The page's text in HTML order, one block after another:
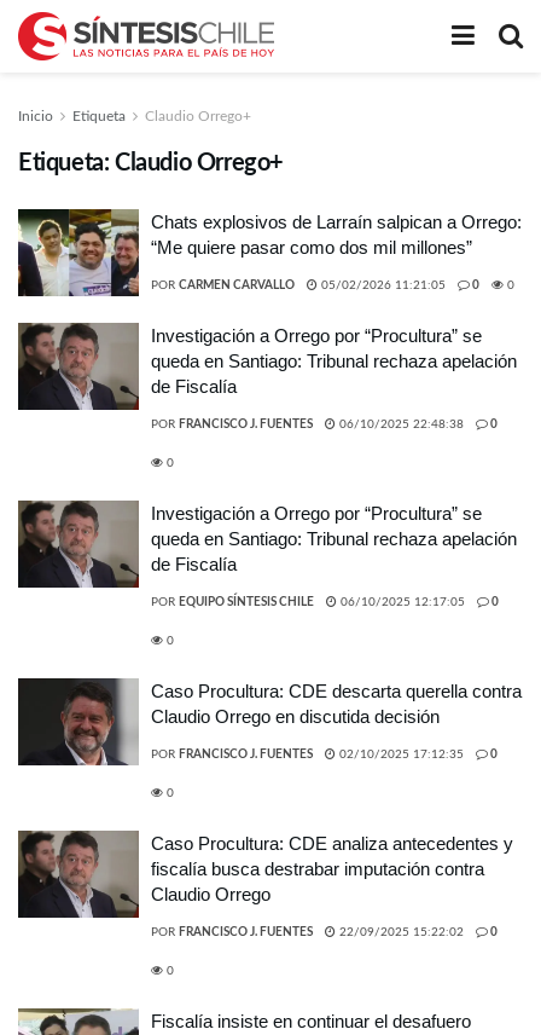
Inicio Etiqueta Claudio Orrego+
Etiqueta: Claudio Orrego+
Chats explosivos de Larraín salpican a Orrego:
“Me quiere pasar como dos mil millones”
POR CARMEN CARVALLO 05/02/2026 11:21:05 0 0
Investigación a Orrego por “Procultura” se
queda en Santiago: Tribunal rechaza apelación
de Fiscalía
POR FRANCISCO J. FUENTES 06/10/2025 22:48:38 0
0
Investigación a Orrego por “Procultura” se
queda en Santiago: Tribunal rechaza apelación
de Fiscalía
POR EQUIPO SÍNTESIS CHILE 06/10/2025 12:17:05 0
0
Caso Procultura: CDE descarta querella contra
Claudio Orrego en discutida decisión
POR FRANCISCO J. FUENTES 02/10/2025 17:12:35 0
0
Caso Procultura: CDE analiza antecedentes y
fiscalía busca destrabar imputación contra
Claudio Orrego
POR FRANCISCO J. FUENTES 22/09/2025 15:22:02 0
0
Fiscalía insiste en continuar el desafuero